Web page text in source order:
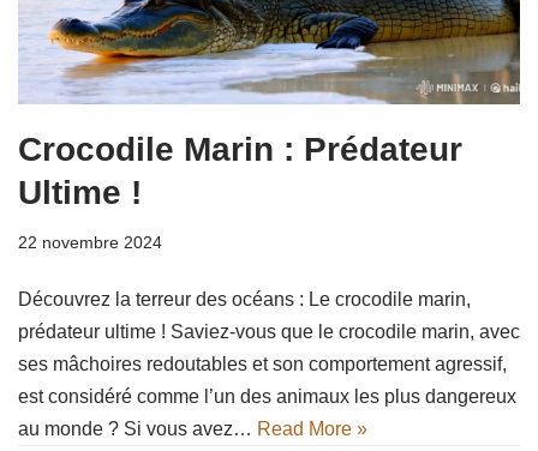
Crocodile Marin : Prédateur
Ultime !
22 novembre 2024
Découvrez la terreur des océans : Le crocodile marin,
prédateur ultime ! Saviez-vous que le crocodile marin, avec
ses mâchoires redoutables et son comportement agressif,
est considéré comme l’un des animaux les plus dangereux
au monde ? Si vous avez… Read More »